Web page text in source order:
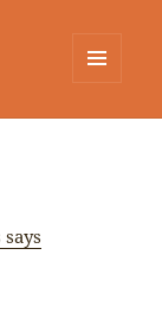
ーとウ